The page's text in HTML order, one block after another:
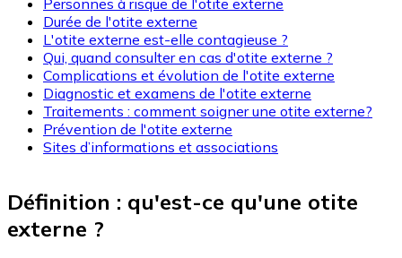
Personnes à risque de l'otite externe
Durée de l'otite externe
L'otite externe est-elle contagieuse ?
Qui, quand consulter en cas d'otite externe ?
Complications et évolution de l'otite externe
Diagnostic et examens de l'otite externe
Traitements : comment soigner une otite externe?
Prévention de l'otite externe
Sites d’informations et associations
Définition : qu'est-ce qu'une otite
externe ?